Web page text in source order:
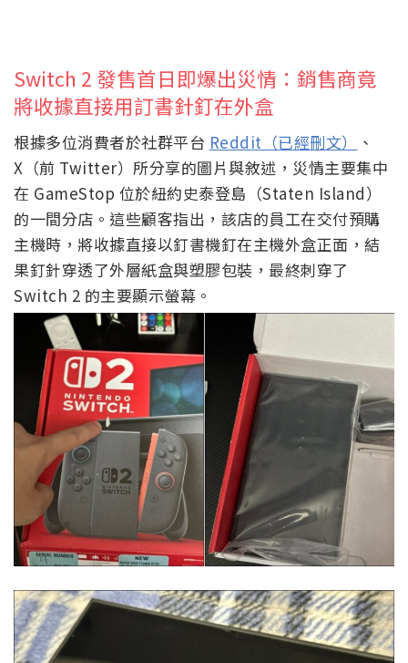
Switch 2 發售首日即爆出災情：銷售商竟
將收據直接用訂書針釘在外盒
根據多位消費者於社群平台 Reddit（已經刪文）
、
X（前 Twitter）所分享的圖片與敘述，災情主要集中
在 GameStop 位於紐約史泰登島（Staten Island）
的一間分店。這些顧客指出，該店的員工在交付預購
主機時，將收據直接以釘書機釘在主機外盒正面，結
果釘針穿透了外層紙盒與塑膠包裝，最終刺穿了
Switch 2 的主要顯示螢幕。